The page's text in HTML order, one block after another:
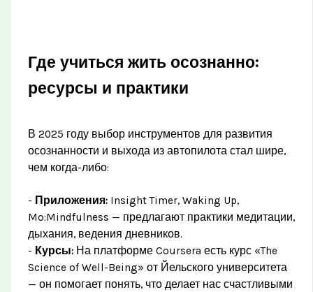
Где учиться жить осознанно:
ресурсы и практики
В 2025 году выбор инструментов для развития
осознанности и выхода из автопилота стал шире,
чем когда-либо:
- Приложения: Insight Timer, Waking Up,
Mo:Mindfulness — предлагают практики медитации,
дыхания, ведения дневников.
- Курсы: На платформе Coursera есть курс «The
Science of Well-Being» от Йельского университета
— он помогает понять, что делает нас счастливыми